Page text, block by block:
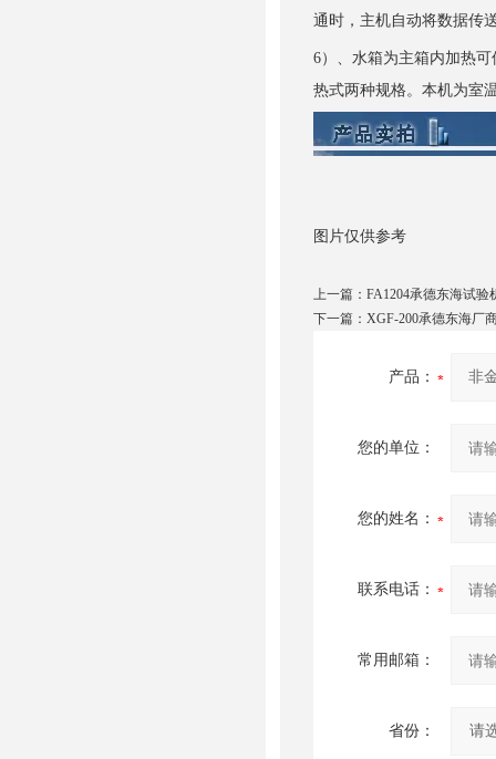
通时，主机自动将数据传
6）、水箱为主箱内加热
热式两种规格。本机为室
图片仅供参考
上一篇： FA1204承德东海试验
下一篇： XGF-200承德东海厂
产品：
您的单位：
您的姓名：
联系电话：
常用邮箱：
省份：